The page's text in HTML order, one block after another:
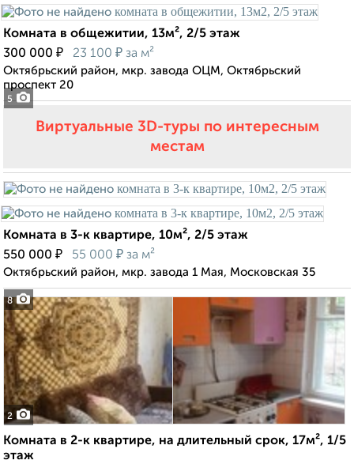
5
Комната в общежитии, 13м², 2/5 этаж
300 000 ₽ 23 100 ₽ за м²
Октябрьский район, мкр. завода ОЦМ, Октябрьский
проспект 20
Виртуальные 3D-туры по интересным
местам
8
Комната в 3-к квартире, 10м², 2/5 этаж
550 000 ₽ 55 000 ₽ за м²
Октябрьский район, мкр. завода 1 Мая, Московская 35
2
Комната в 2-к квартире, на длительный срок, 17м², 1/5
этаж